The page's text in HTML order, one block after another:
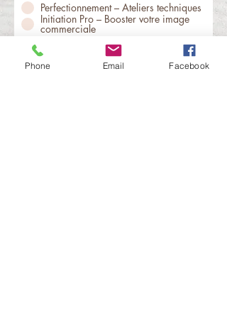
Perfectionnement – Ateliers techniques
Initiation Pro – Booster votre image
commerciale
Envoyez
Phone Email Facebook